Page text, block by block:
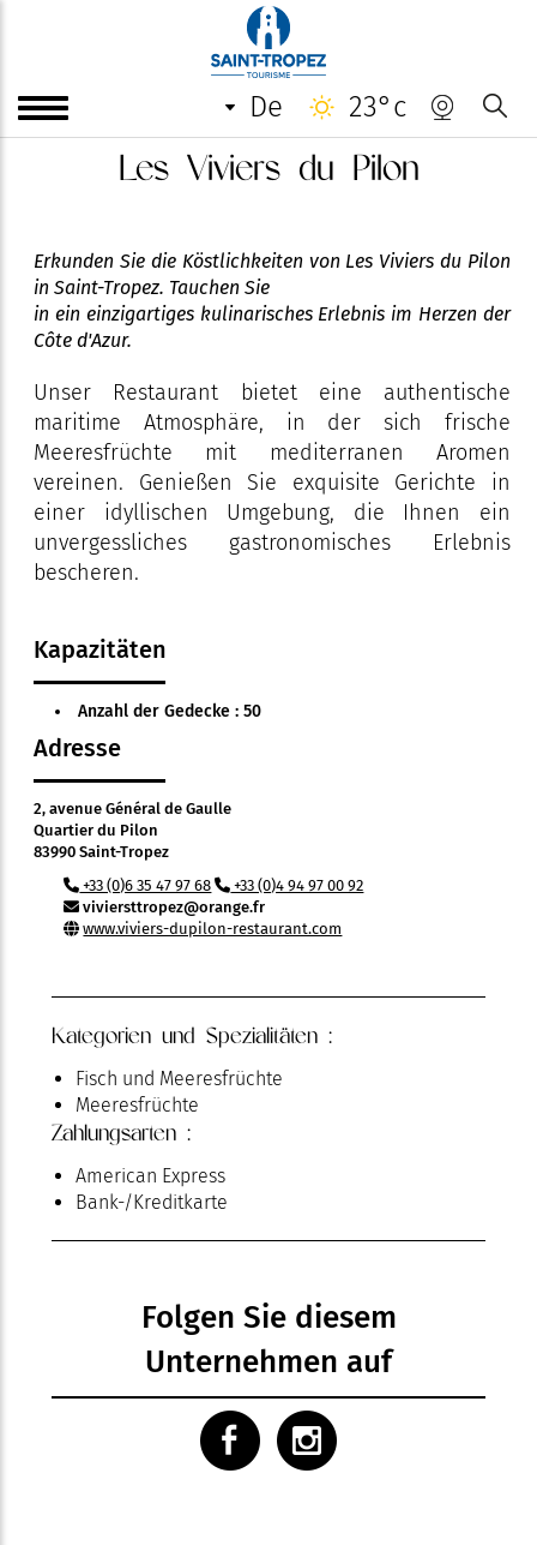
de 23°c
Les Viviers du Pilon
Erkunden Sie die Köstlichkeiten von Les Viviers du Pilon
in Saint-Tropez. Tauchen Sie
in ein einzigartiges kulinarisches Erlebnis im Herzen der
Côte d'Azur.
Unser Restaurant bietet eine authentische
maritime Atmosphäre, in der sich frische
Meeresfrüchte mit mediterranen Aromen
vereinen. Genießen Sie exquisite Gerichte in
einer idyllischen Umgebung, die Ihnen ein
unvergessliches gastronomisches Erlebnis
bescheren.
Kapazitäten
Anzahl der Gedecke : 50
Adresse
2, avenue Général de Gaulle
Quartier du Pilon
83990 Saint-Tropez
+33 (0)6 35 47 97 68
+33 (0)4 94 97 00 92
viviersttropez@orange.fr
www.viviers-dupilon-restaurant.com
Kategorien und Spezialitäten :
Fisch und Meeresfrüchte
Meeresfrüchte
Zahlungsarten :
American Express
Bank-/Kreditkarte
Folgen Sie diesem
Unternehmen auf